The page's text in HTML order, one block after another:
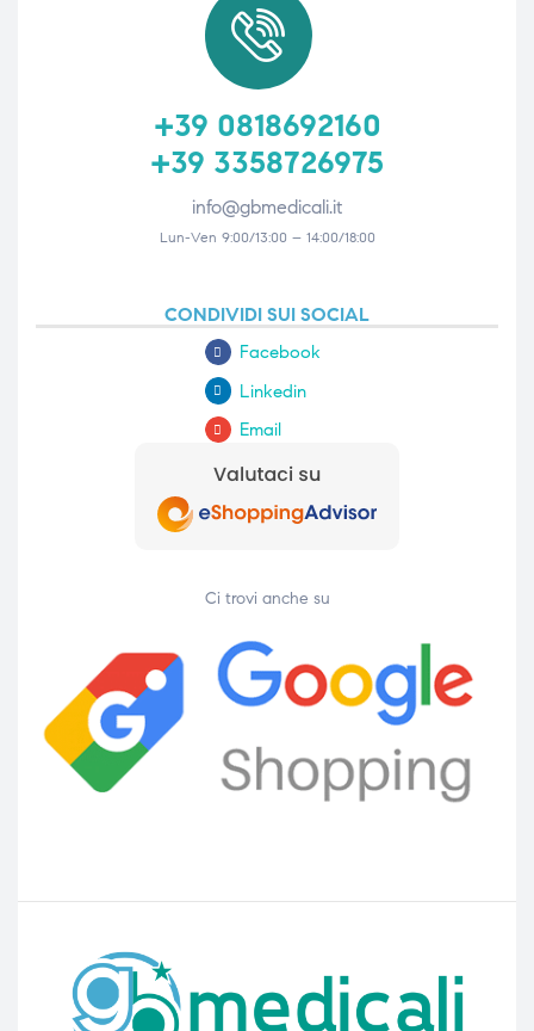
+39 0818692160
+39 3358726975
info@gbmedicali.it
Lun-Ven 9:00/13:00 – 14:00/18:00
CONDIVIDI SUI SOCIAL
Facebook
Linkedin
Email
Ci trovi anche su